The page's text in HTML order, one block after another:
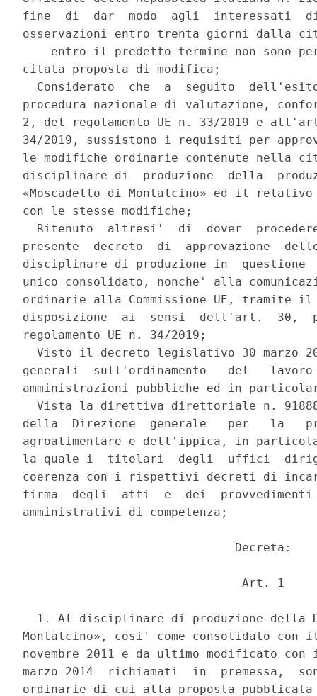
fine  di  dar  modo  agli  interessati
osservazioni entro trenta giorni dalla
entro il predetto termine non sono
citata proposta di modifica;
Considerato  che  a  seguito
procedura nazionale di valutazione,
2, del regolamento UE n. 33/2019 e
34/2019, sussistono i requisiti per
le modifiche ordinarie contenute nella
disciplinare di  produzione  della
«Moscadello di Montalcino» ed il relativo
con le stesse modifiche;
Ritenuto  altresi'  di  dover
presente  decreto  di  approvazione
disciplinare di produzione in  questione
unico consolidato, nonche' alla
ordinarie alla Commissione UE, tramite il
disposizione  ai  sensi  dell'art.  30,
regolamento UE n. 34/2019;
Visto il decreto legislativo 30 marzo
generali  sull'ordinamento   del
amministrazioni pubbliche ed in
Vista la direttiva direttoriale n.
della  Direzione  generale   per   la
agroalimentare e dell'ippica, in
la quale i  titolari  degli  uffici
coerenza con i rispettivi decreti di
firma  degli  atti  e  dei
amministrativi di competenza;
                              Decreta:
                               Art. 1
1. Al disciplinare di produzione della
Montalcino», cosi' come consolidato
novembre 2011 e da ultimo modificato
marzo 2014  richiamati  in  premessa,
ordinarie di cui alla proposta